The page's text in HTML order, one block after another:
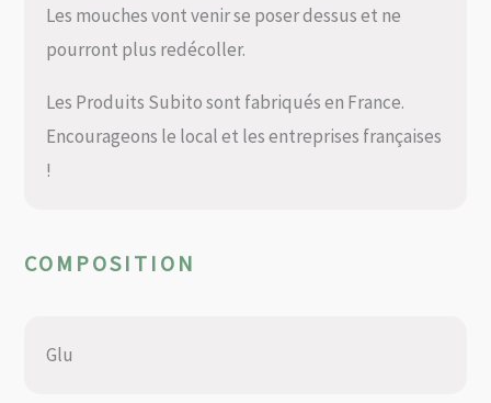
Les mouches vont venir se poser dessus et ne
pourront plus redécoller.
Les Produits Subito sont fabriqués en France.
Encourageons le local et les entreprises françaises
!
COMPOSITION
Glu